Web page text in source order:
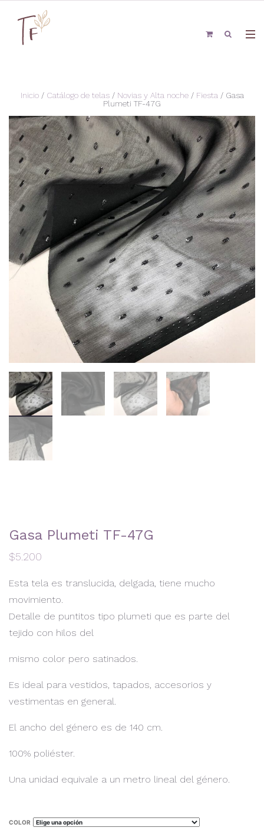
Inicio/ Catálogo de telas/ Novias y Alta noche/ Fiesta / Gasa
Plumeti TF-47G
Gasa Plumeti TF-47G
$5.200
Esta tela es translucida, delgada, tiene mucho
movimiento.
Detalle de puntitos tipo plumeti que es parte del
tejido con hilos del
mismo color pero satinados.
Es ideal para vestidos, tapados, accesorios y
vestimentas en general.
El ancho del género es de 140 cm.
100% poliéster.
Una unidad equivale a un metro lineal del género.
COLOR